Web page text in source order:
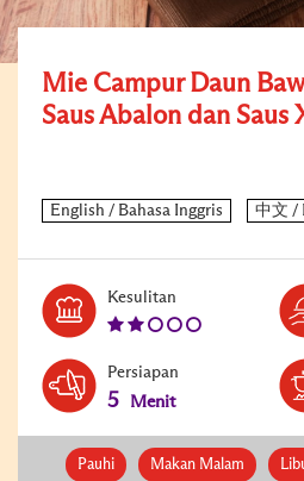
Mie Campur Daun
Saus Abalon dan Saus
Kesulitan
Persiapan
5 Menit
Pauhi Makan Malam